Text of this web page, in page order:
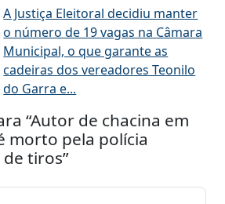
A Justiça Eleitoral decidiu manter
o número de 19 vagas na Câmara
Municipal, o que garante as
cadeiras dos vereadores Teonilo
do Garra e...
“Autor de chacina em
morto pela polícia
tiros”